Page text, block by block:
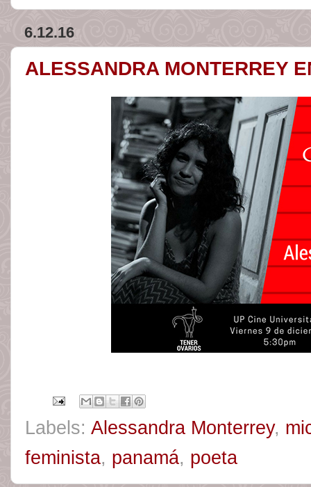
6.12.16
ALESSANDRA MONTERREY
Labels: Alessandra Monterrey,
feminista, panamá, poeta